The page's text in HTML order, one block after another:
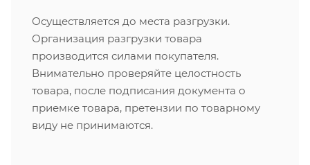
Осуществляется до места разгрузки.
Организация разгрузки товара
производится силами покупателя.
Внимательно проверяйте целостность
товара, после подписания документа о
приемке товара, претензии по товарному
виду не принимаются.